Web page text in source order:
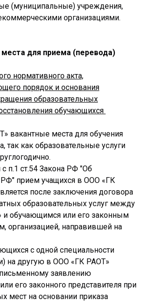
(муниципальные) учреждения,
организациями.
для приема (перевода)
нормативного акта,
порядок и основания
образовательных
обучающихся
вакантные места для обучения
так как образовательные услуги
с п.1 ст.54 Закона РФ "Об
РФ" прием учащихся в ООО «ГК
после заключения договора
образовательных услуг между
обучающимся или его законным
организацией, направившей на
с одной специальности
на другую в ООО «ГК РАОТ»
заявлению
его законного представителя при
мест на основании приказа